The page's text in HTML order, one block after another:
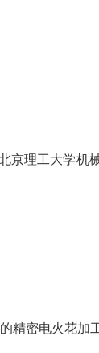
京理工大学机
精密电火花加